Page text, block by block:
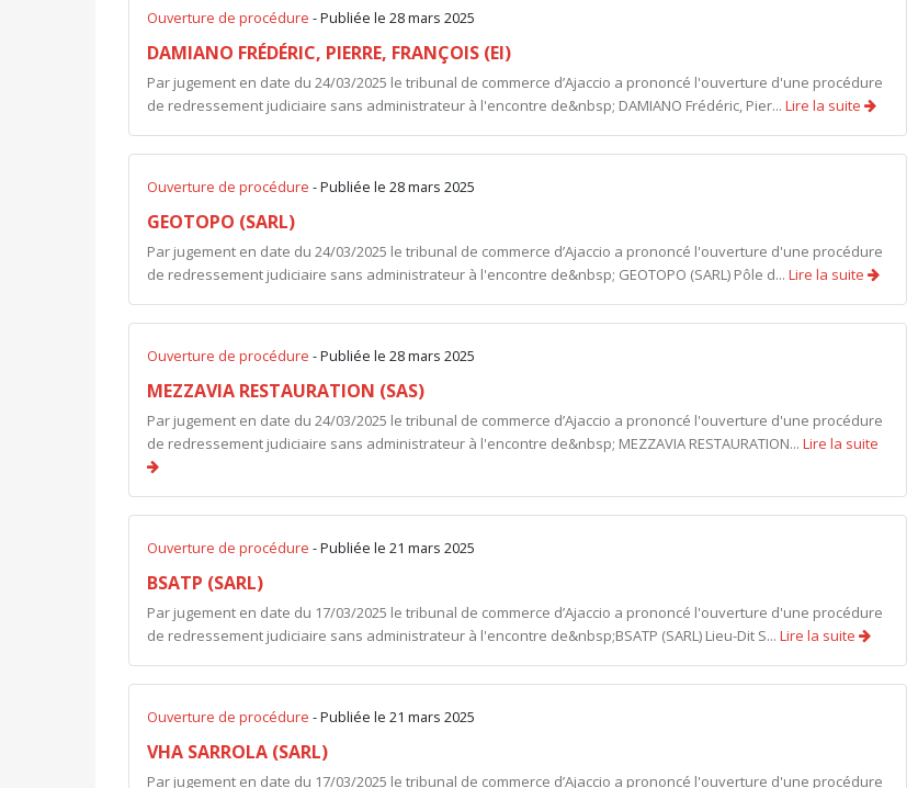
Ouverture de procédure - Publiée le 28 mars 2025
DAMIANO FRÉDÉRIC, PIERRE, FRANÇOIS (EI)
Par jugement en date du 24/03/2025 le tribunal de commerce d’Ajaccio a prononcé l'ouverture d'une procédure
de redressement judiciaire sans administrateur à l'encontre de&nbsp; DAMIANO Frédéric, Pier... Lire la suite
Ouverture de procédure - Publiée le 28 mars 2025
GEOTOPO (SARL)
Par jugement en date du 24/03/2025 le tribunal de commerce d’Ajaccio a prononcé l'ouverture d'une procédure
de redressement judiciaire sans administrateur à l'encontre de&nbsp; GEOTOPO (SARL) Pôle d... Lire la suite
Ouverture de procédure - Publiée le 28 mars 2025
MEZZAVIA RESTAURATION (SAS)
Par jugement en date du 24/03/2025 le tribunal de commerce d’Ajaccio a prononcé l'ouverture d'une procédure
de redressement judiciaire sans administrateur à l'encontre de&nbsp; MEZZAVIA RESTAURATION... Lire la suite
Ouverture de procédure - Publiée le 21 mars 2025
BSATP (SARL)
Par jugement en date du 17/03/2025 le tribunal de commerce d’Ajaccio a prononcé l'ouverture d'une procédure
de redressement judiciaire sans administrateur à l'encontre de&nbsp;BSATP (SARL) Lieu-Dit S... Lire la suite
Ouverture de procédure - Publiée le 21 mars 2025
VHA SARROLA (SARL)
Par jugement en date du 17/03/2025 le tribunal de commerce d’Ajaccio a prononcé l'ouverture d'une procédure